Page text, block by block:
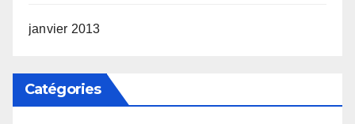
janvier 2013
Catégories